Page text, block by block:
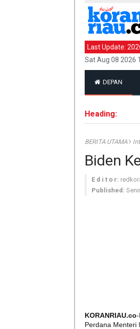
Last Update:
Sat Aug 08 2026
DEPAN
Heading:
BERITA UTAMA
Biden
E d i t o r:
Published:
KORANRIAU.co
Perdana Menteri